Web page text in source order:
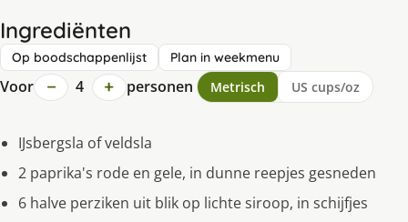
Ingrediënten
Op boodschappenlijst Plan in weekmenu
Voor − 4 + personen Metrisch US cups/oz
IJsbergsla of veldsla
2 paprika's rode en gele, in dunne reepjes gesneden
6 halve perziken uit blik op lichte siroop, in schijfjes